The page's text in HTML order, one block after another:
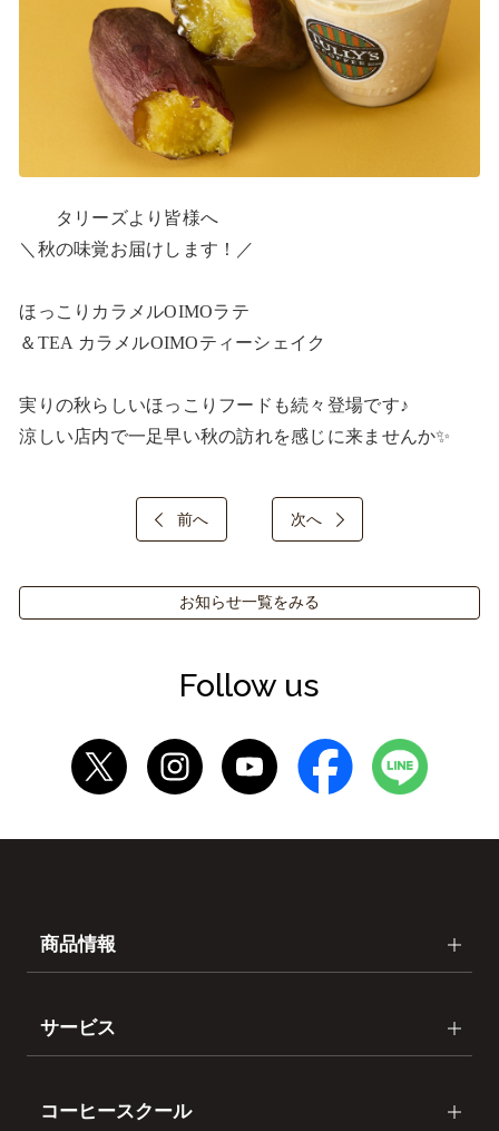
タリーズより皆様へ
＼秋の味覚お届けします！／
ほっこりカラメルOIMOラテ
＆TEA カラメルOIMOティーシェイク
実りの秋らしいほっこりフードも続々登場です♪
涼しい店内で一足早い秋の訪れを感じに来ませんか✨
前へ 次へ
お知らせ一覧をみる
Follow us
商品情報
サービス
コーヒースクール